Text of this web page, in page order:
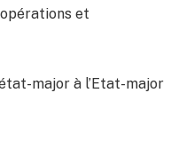
et
major à l’Etat-major